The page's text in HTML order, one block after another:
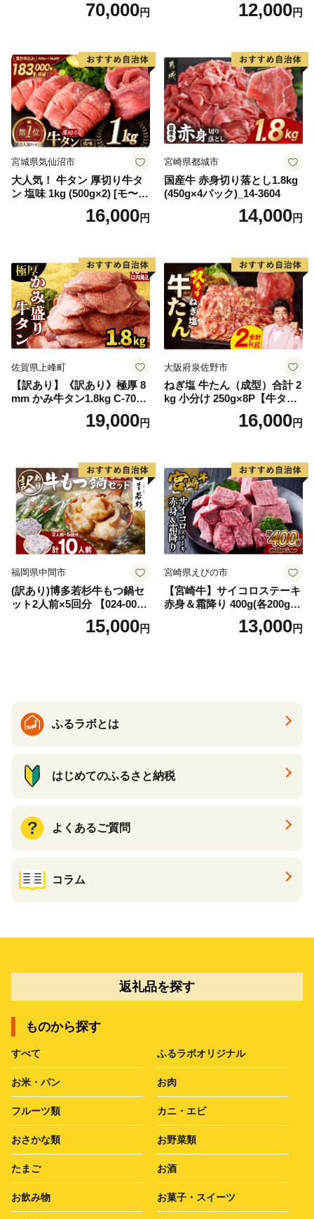
肉 ジューシー ヘルシー】(H0
70,000円 12,000円
宮城県気仙沼市
大人気！ 牛タン 厚切り牛タ
ン 塩味 1kg (500g×2) [モ〜ラ
ンド 宮城県 気仙沼市 205646
60] 肉 牛肉 精肉 牛たん 牛タ
厚切り タン
16,000円
宮崎県都城市
国産牛 赤身切り落とし1.8kg
(450g×4パック)_14-3604
14,000円
佐賀県上峰町
【訳あり】《訳あり》極厚 8
mm かみ牛タン1.8kg C-709-
19,000円
大阪府泉佐野市
ねぎ塩 牛たん（成型）合計 2
kg 小分け 250g×8P【牛タン
牛肉 焼肉用 薄切り 訳あり サ
16,000円
福岡県中間市
(訳あり)博多若杉牛もつ鍋セ
ット2人前×5回分 【024-002
15,000円
宮崎県えびの市
【宮崎牛】サイコロステーキ
赤身＆霜降り 400g(各200g×
１P 計2P) 真空パック 冷凍
13,000円
ふるラボとは
はじめてのふるさと納税
よくあるご質問
コラム
返礼品を探す
ものから探す
すべて ふるラボオリジナル
お米・パン お肉
フルーツ類 カニ・エビ
おさかな類 お野菜類
たまご お酒
お飲み物 お菓子・スイーツ